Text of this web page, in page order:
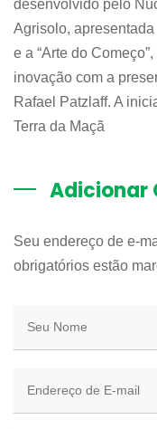
desenvolvido pelo
Agrisolo,
e a “Arte do
inovação com a
Rafael Patzlaff. A
Terra da Maçã
Adicionar
Seu endereço de e-
obrigatórios estão